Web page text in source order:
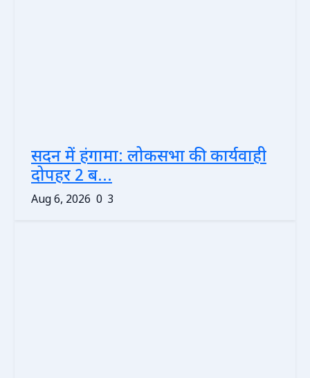
सदन में हंगामा: लोकसभा की कार्यवाही
दोपहर 2 ब...
Aug 6, 2026 0 3